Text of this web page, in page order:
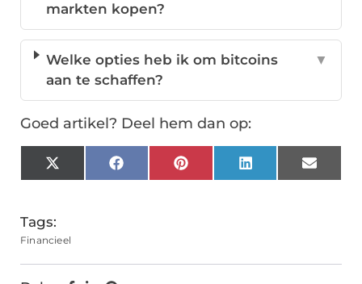
markten kopen?
Welke opties heb ik om bitcoins
aan te schaffen?
▼
Goed artikel? Deel hem dan op:
X
(Twitter)
FacebookPinterestLinkedInEmail
Tags:
Financieel